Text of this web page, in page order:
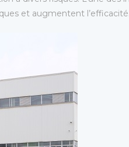
et augmentent l’efficacité.